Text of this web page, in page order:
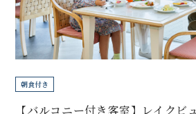
朝食付き
【バルコニー付き客室】レイクビ